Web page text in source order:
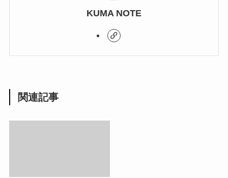
KUMA NOTE
関連記事